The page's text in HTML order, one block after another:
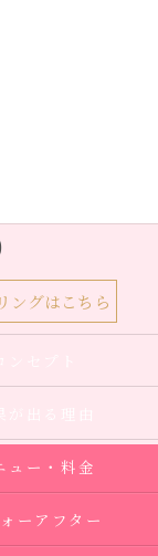
ングはこちら
ュー・料金
ーアフター